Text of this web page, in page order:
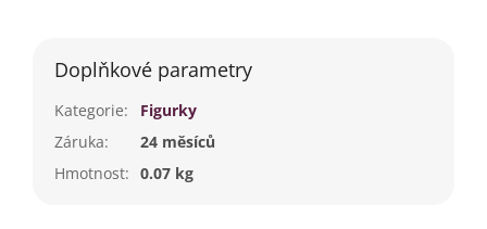
Doplňkové parametry
Kategorie:
Figurky
Záruka:
24 měsíců
Hmotnost: 0.07 kg